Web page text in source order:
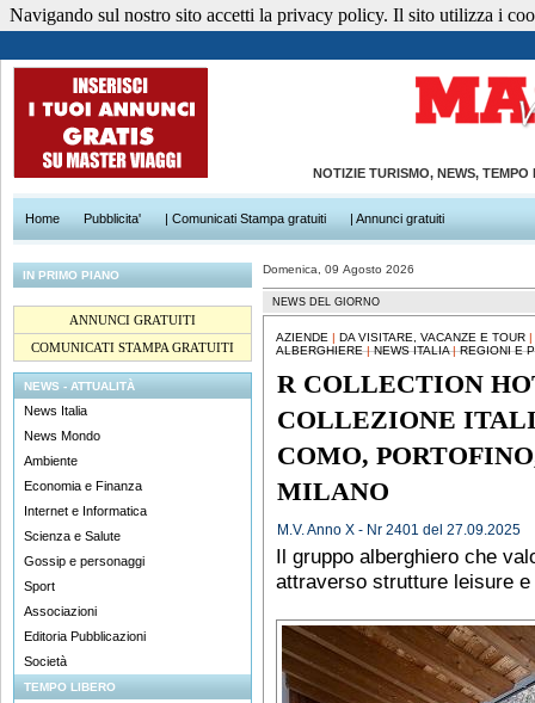
NOTIZIE TURISMO, NEWS,
Home Pubblicita' | Comunicati Stampa gratuiti | Annunci gratuiti
IN PRIMO PIANO
ANNUNCI GRATUITI
COMUNICATI STAMPA GRATUITI
NEWS - ATTUALITÀ
News Italia
News Mondo
Ambiente
Economia e Finanza
Internet e Informatica
Scienza e Salute
Gossip e personaggi
Sport
Associazioni
Editoria Pubblicazioni
Società
TEMPO LIBERO
Domenica, 09 Agosto 2026
NEWS DEL GIORNO
AZIENDE | DA VISITARE, VACANZE E TOUR |
ALBERGHIERE|NEWS ITALIA|REGIONI E
R COLLECTION
COLLEZIONE
COMO,
MILANO
M.V. Anno X - Nr 2401 del 27.09.2025
Il gruppo alberghiero che
attraverso strutture leisure
Navigando sul nostro sito accetti la privacy policy. Il sito utilizza i